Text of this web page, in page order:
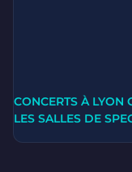
CONCERTS À LYON
LES SALLES DE